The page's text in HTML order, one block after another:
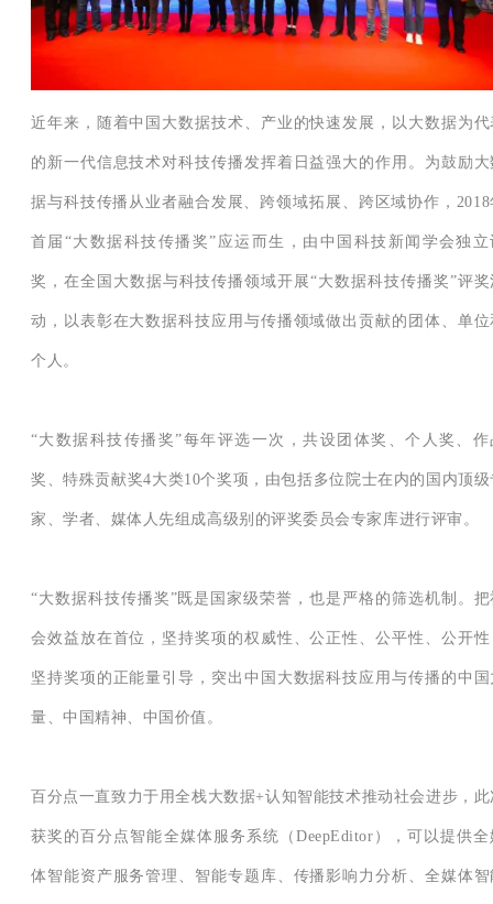
近年来，随着中国大数据技术、产业的快速发展，以大数据为代
的新一代信息技术对科技传播发挥着日益强大的作用。为鼓励大
据与科技传播从业者融合发展、跨领域拓展、跨区域协作，2018
首届“大数据科技传播奖”应运而生，由中国科技新闻学会独立
奖，在全国大数据与科技传播领域开展“大数据科技传播奖”评奖
动，以表彰在大数据科技应用与传播领域做出贡献的团体、单位
个人。
“大数据科技传播奖”每年评选一次，共设团体奖、个人奖、作
奖、特殊贡献奖4大类10个奖项，由包括多位院士在内的国内顶级
家、学者、媒体人先组成高级别的评奖委员会专家库进行评审。
“大数据科技传播奖”既是国家级荣誉，也是严格的筛选机制。把
会效益放在首位，坚持奖项的权威性、公正性、公平性、公开性
坚持奖项的正能量引导，突出中国大数据科技应用与传播的中国
量、中国精神、中国价值。
百分点一直致力于用全栈大数据+认知智能技术推动社会进步，此
获奖的百分点智能全媒体服务系统（DeepEditor），可以提供全
体智能资产服务管理、智能专题库、传播影响力分析、全媒体智